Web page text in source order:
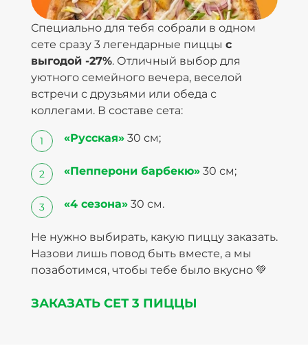
Специально для тебя собрали в одном
сете сразу 3 легендарные пиццы с
выгодой -27%. Отличный выбор для
уютного семейного вечера, веселой
встречи с друзьями или обеда с
коллегами. В составе сета:
«Русская»30 см;
«Пепперони барбекю»30 см;
«4 сезона»30 см.
Не нужно выбирать, какую пиццу заказать.
Назови лишь повод быть вместе, а мы
позаботимся, чтобы тебе было вкусно 💚
ЗАКАЗАТЬ СЕТ 3 ПИЦЦЫ